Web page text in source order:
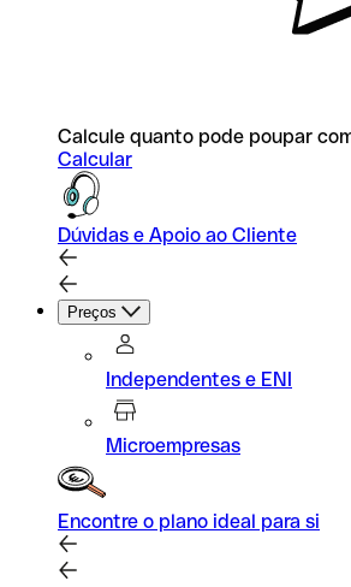
Calcule quanto pode poupar
Calcular
Dúvidas e Apoio ao Cliente
Preços
Independentes e ENI
Microempresas
Encontre o plano ideal para si